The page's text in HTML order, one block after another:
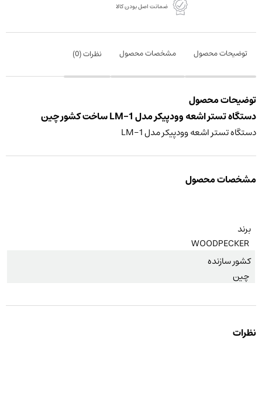
ضمانت اصل بودن کالا
توضیحات محصول مشخصات محصول نظرات (0
)
توضیحات محصول
دستگاه تستر اشعه وودپیکر مدل LM-1 ساخت کشور چین
دستگاه تستر اشعه وودپیکر مدل LM-1
مشخصات محصول
برند
WOODPECKER
کشور سازنده
چین
نظرات